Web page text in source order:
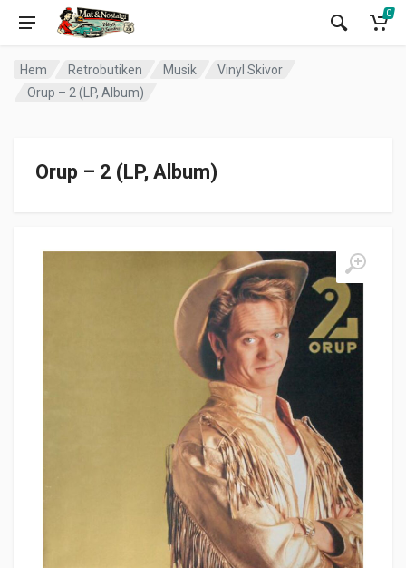
0
Hem Retrobutiken Musik
Vinyl Skivor
Orup – 2 (LP, Album)
Orup – 2 (LP, Album)